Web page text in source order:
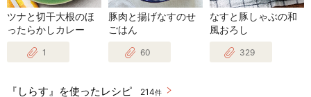
ツナと切干大根のほ
ったらかしカレー
1
豚肉と揚げなすのせ
ごはん
60
なすと豚しゃぶの和
風おろし
329
『しらす』を使ったレシピ 214件